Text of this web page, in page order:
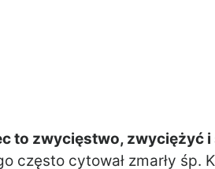
to zwycięstwo, zwyciężyć
często cytował zmarły śp.